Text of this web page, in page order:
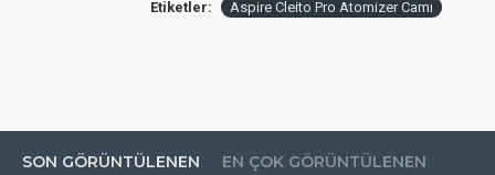
Etiketler: Aspire Cleito Pro Atomizer Camı
SON GÖRÜNTÜLENEN EN ÇOK GÖRÜNTÜLENEN